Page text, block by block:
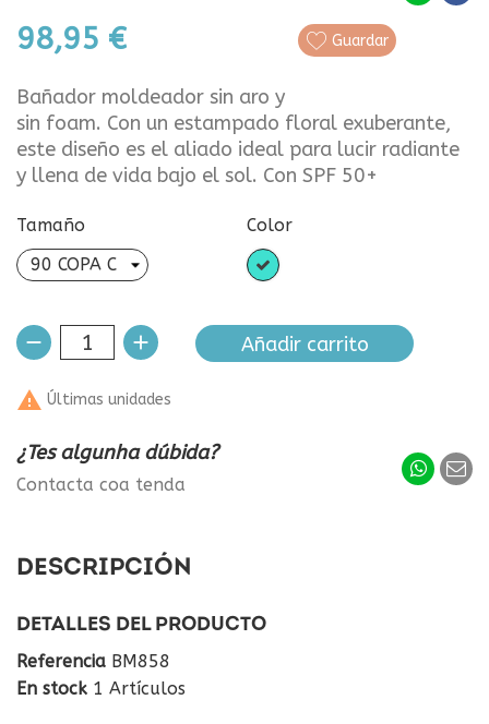
98,95 € Guardar
Bañador moldeador sin aro y
sin foam. Con un estampado floral exuberante,
este diseño es el aliado ideal para lucir radiante
y llena de vida bajo el sol. Con SPF 50+
Tamaño Color
Turquesa
Añadir carrito
 Últimas unidades
¿Tes algunha dúbida?
Contacta coa tenda
DESCRIPCIÓN
DETALLES DEL PRODUCTO
Referencia BM858
En stock 1 Artículos